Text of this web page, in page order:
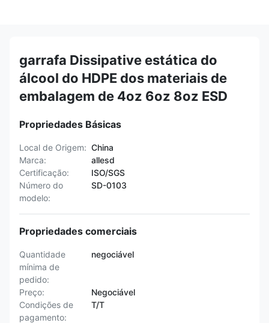
garrafa Dissipative estática do
álcool do HDPE dos materiais de
embalagem de 4oz 6oz 8oz ESD
Propriedades Básicas
Local de Origem: China
Marca:
allesd
Certificação:
ISO/SGS
Número do
modelo:
SD-0103
Propriedades comerciais
Quantidade
mínima de
pedido:
negociável
Preço:
Negociável
Condições de
pagamento:
T/T